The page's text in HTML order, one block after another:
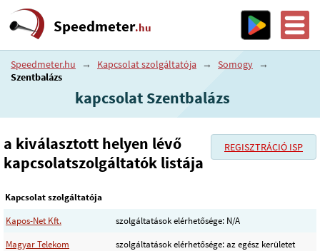
Speedmeter.hu
Speedmeter.hu → Kapcsolat szolgáltatója → Somogy →
Szentbalázs
kapcsolat Szentbalázs
REGISZTRÁCIÓ ISP
a kiválasztott helyen lévő
kapcsolatszolgáltatók listája
Kapcsolat szolgáltatója
Kapos-Net Kft.
szolgáltatások elérhetősége: N/A
Magyar Telekom
szolgáltatások elérhetősége: az egész kerületet